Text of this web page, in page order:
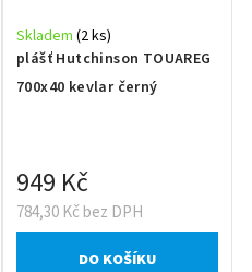
plášť Hutchinson TOUAREG
700x40 kevlar černý
Skladem (2 ks)
784,30 Kč bez DPH
949 Kč
DO KOŠÍKU